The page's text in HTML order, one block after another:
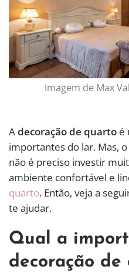
Imagem de Max
Adecoração de quarto é
importantes do lar. Mas,
não é preciso investir
ambiente confortável e
quarto. Então, veja a
te ajudar.
Qual a
decoração de